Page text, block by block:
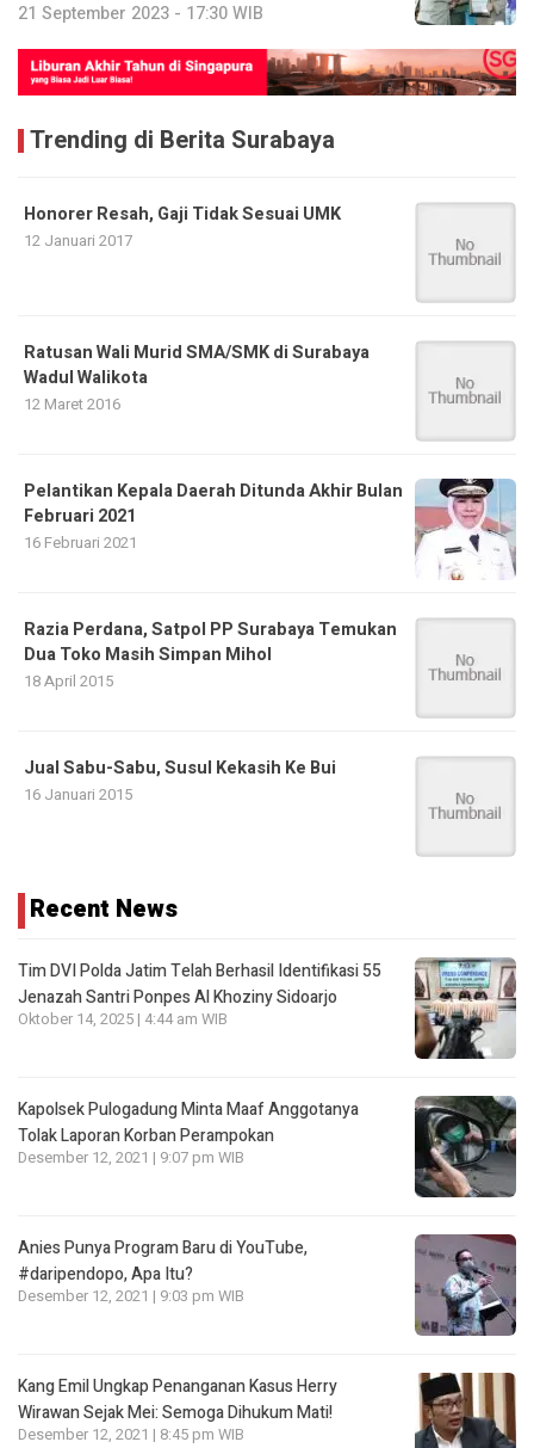
21 September 2023 - 17:30 WIB
Trending di Berita Surabaya
Honorer Resah, Gaji Tidak Sesuai UMK
12 Januari 2017
Ratusan Wali Murid SMA/SMK di Surabaya
Wadul Walikota
12 Maret 2016
Pelantikan Kepala Daerah Ditunda Akhir Bulan
Februari 2021
16 Februari 2021
Razia Perdana, Satpol PP Surabaya Temukan
Dua Toko Masih Simpan Mihol
18 April 2015
Jual Sabu-Sabu, Susul Kekasih Ke Bui
16 Januari 2015
Recent News
Tim DVI Polda Jatim Telah Berhasil Identifikasi 55
Jenazah Santri Ponpes Al Khoziny Sidoarjo
Oktober 14, 2025 | 4:44 am WIB
Kapolsek Pulogadung Minta Maaf Anggotanya
Tolak Laporan Korban Perampokan
Desember 12, 2021 | 9:07 pm WIB
Anies Punya Program Baru di YouTube,
#daripendopo, Apa Itu?
Desember 12, 2021 | 9:03 pm WIB
Kang Emil Ungkap Penanganan Kasus Herry
Wirawan Sejak Mei: Semoga Dihukum Mati!
Desember 12, 2021 | 8:45 pm WIB